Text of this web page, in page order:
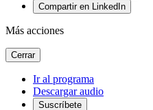
Compartir en LinkedIn
Más acciones
Cerrar
Ir al programa
Descargar audio
Suscríbete